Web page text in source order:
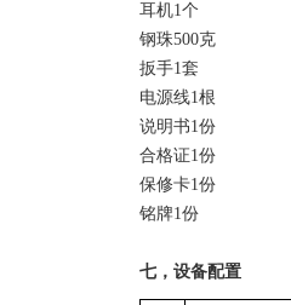
耳机1个
钢珠500克
扳手1套
电源线1根
说明书1份
合格证1份
保修卡1份
铭牌1份
七，设备配置